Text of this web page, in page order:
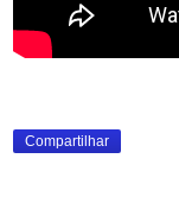
Compartilhar